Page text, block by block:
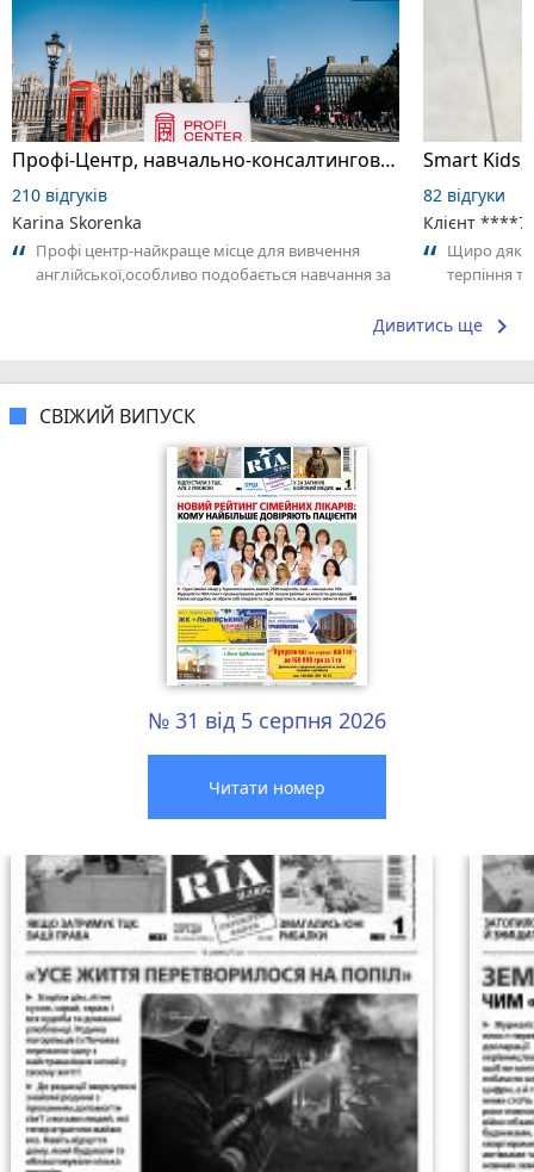
Профі-Центр, навчально-консалтингова компанія
210 відгуків
Karina Skorenka
Профі центр-найкраще місце для вивчення
англійської,особливо подобається навчання за
Smart Kids,
82 відгуки
Клієнт
Щиро
терпіння
Дивитись ще keyboard_arrow_right
СВІЖИЙ ВИПУСК
№ 31 від 5 серпня 2026
Читати номер